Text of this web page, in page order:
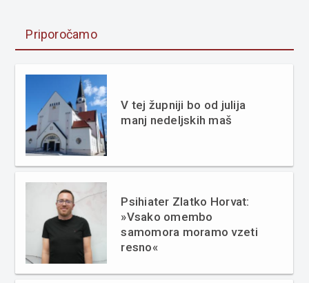
Priporočamo
V tej župniji bo od julija
manj nedeljskih maš
Psihiater Zlatko Horvat:
»Vsako omembo
samomora moramo vzeti
resno«